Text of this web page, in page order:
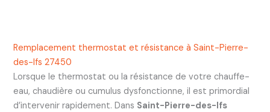
Remplacement thermostat et résistance à Saint-Pierre-
des-Ifs 27450
Lorsque le thermostat ou la résistance de votre chauffe-
eau, chaudière ou cumulus dysfonctionne, il est primordial
d’intervenir rapidement. Dans Saint-Pierre-des-Ifs